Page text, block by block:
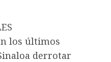
los últimos
derrotar